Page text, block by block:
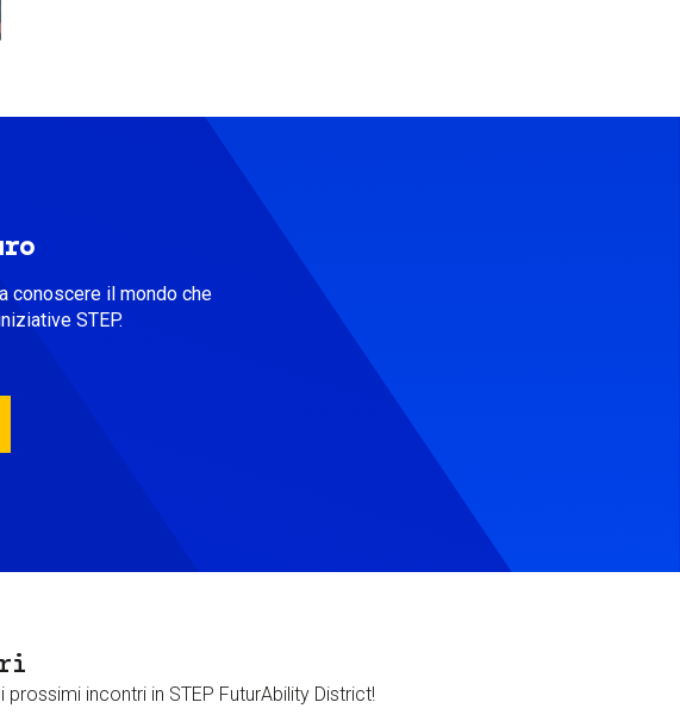
conoscere il mondo che
STEP.
incontri in STEP FuturAbility District!